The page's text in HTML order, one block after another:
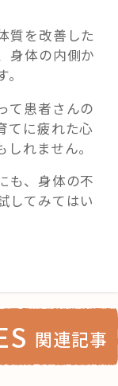
質を改善した
身体の内側か
て患者さんの
てに疲れた心
れません。
も、身体の不
してみてはい
関連記事